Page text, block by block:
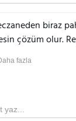
biraz
çözüm olur.
fazla